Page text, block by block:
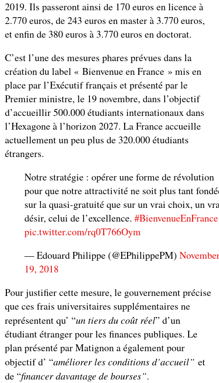
2019. Ils passeront ainsi de 170 euros en licence à
2.770 euros, de 243 euros en master à 3.770 euros,
et enfin de 380 euros à 3.770 euros en doctorat.
C’est l’une des mesures phares prévues dans la
création du label « Bienvenue en France » mis en
place par l’Exécutif français et présenté par le
Premier ministre, le 19 novembre, dans l’objectif
d’accueillir 500.000 étudiants internationaux dans
l’Hexagone à l’horizon 2027. La France accueille
actuellement un peu plus de 320.000 étudiants
étrangers.
Notre stratégie : opérer une forme de révolution
pour que notre attractivité ne soit plus tant
sur la quasi-gratuité que sur un vrai choix, un
désir, celui de l’excellence. #BienvenueEnFrance
pic.twitter.com/rq0T766Oym
— Edouard Philippe (@EPhilippePM)
19, 2018
Pour justifier cette mesure, le gouvernement précise
que ces frais universitaires supplémentaires ne
représentent qu’ “un tiers du coût réel” d’un
étudiant étranger pour les finances publiques. Le
plan présenté par Matignon a également pour
objectif d’ “améliorer les conditions d’accueil” et
de “financer davantage de bourses”.